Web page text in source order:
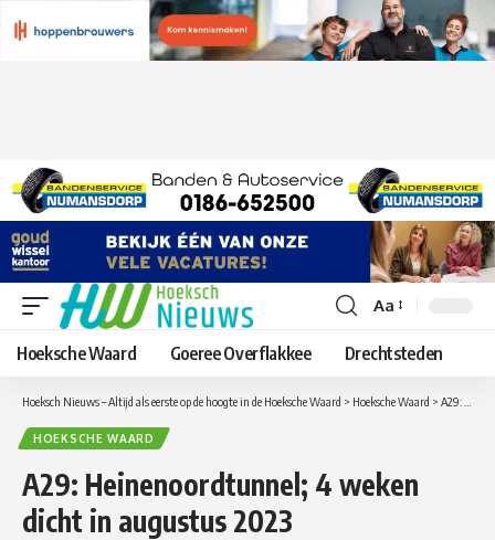
Lettergrootte
aanpassen
Aa
Hoeksche Waard Goeree Overflakkee Drechtsteden
Hoeksch Nieuws – Altijd als eerste op de hoogte in de Hoeksche Waard > Hoeksche Waard > A29: Heinenoordtunnel; 4 weken dicht in augustus 2023
HOEKSCHE WAARD
A29: Heinenoordtunnel; 4 weken
dicht in augustus 2023